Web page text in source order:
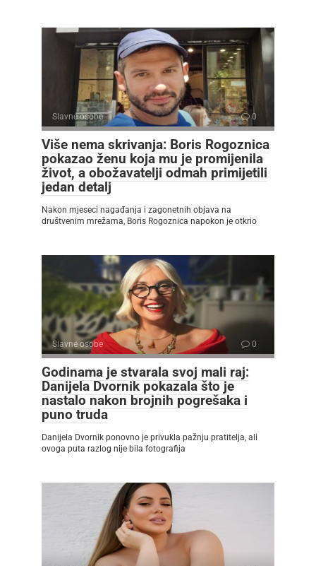
Slavne osobe 0
Više nema skrivanja: Boris Rogoznica
pokazao ženu koja mu je promijenila
život, a obožavatelji odmah primijetili
jedan detalj
Nakon mjeseci nagađanja i zagonetnih objava na
društvenim mrežama, Boris Rogoznica napokon je otkrio
Slavne osobe 0
Godinama je stvarala svoj mali raj:
Danijela Dvornik pokazala što je
nastalo nakon brojnih pogrešaka i
puno truda
Danijela Dvornik ponovno je privukla pažnju pratitelja, ali
ovoga puta razlog nije bila fotografija